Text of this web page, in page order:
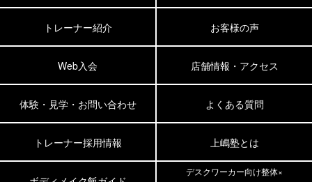
トレーナー紹介 お客様の声
Web入会 店舗情報・アクセス
体験・見学・お問い合わせ よくある質問
トレーナー採用情報 上嶋塾とは
デスクワーカー向け整体×